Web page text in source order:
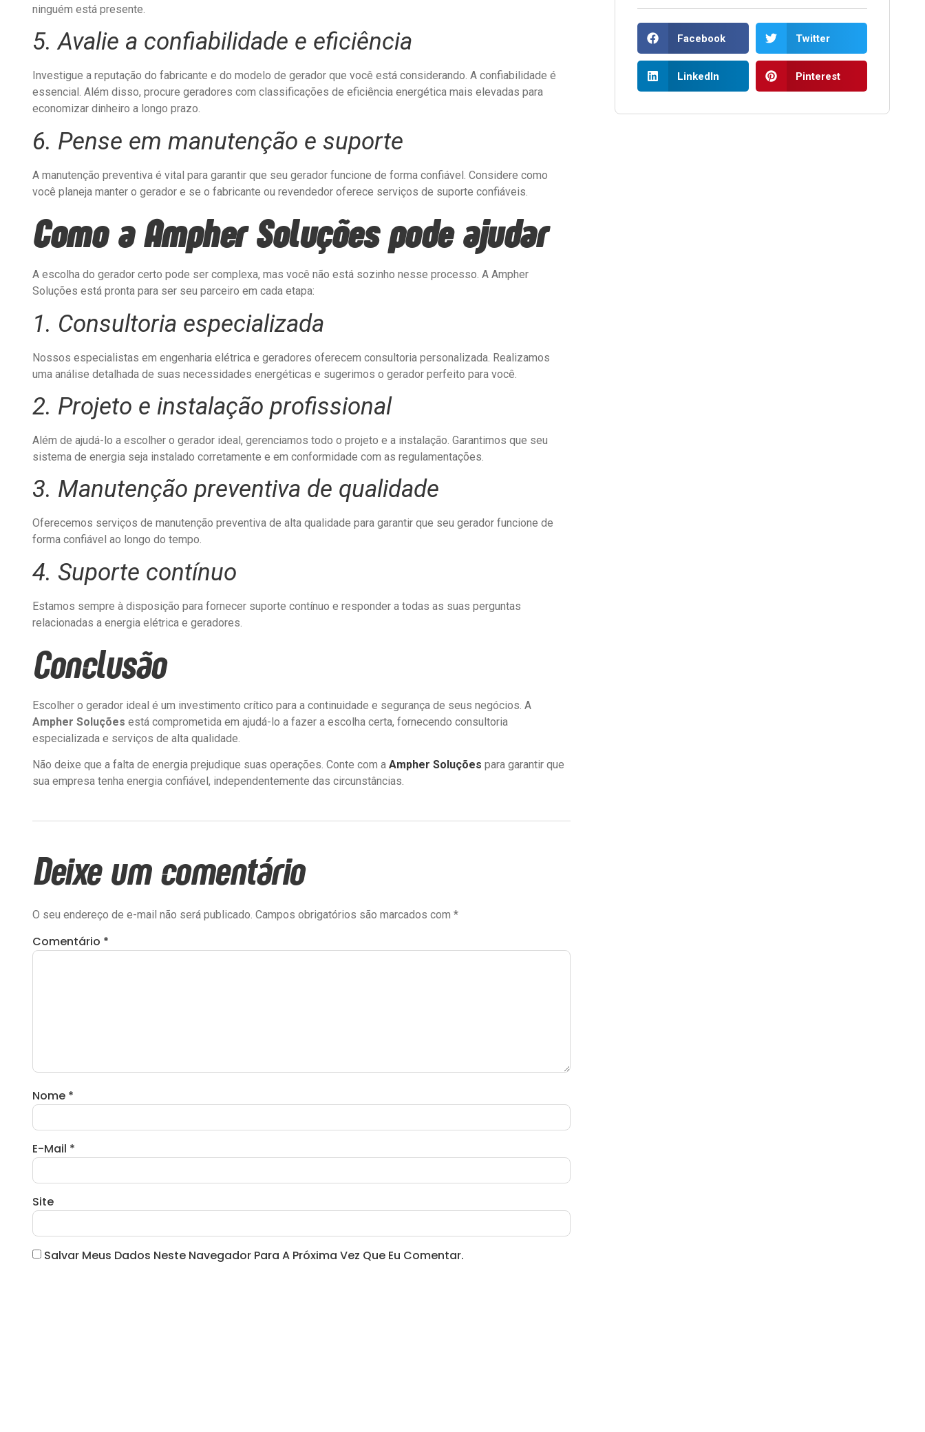
ninguém está presente.
5. Avalie a confiabilidade e eficiência
Investigue a reputação do fabricante e do modelo de gerador que você está considerando. A confiabilidade é
essencial. Além disso, procure geradores com classificações de eficiência energética mais elevadas para
economizar dinheiro a longo prazo.
6. Pense em manutenção e suporte
A manutenção preventiva é vital para garantir que seu gerador funcione de forma confiável. Considere como
você planeja manter o gerador e se o fabricante ou revendedor oferece serviços de suporte confiáveis.
Como a Ampher Soluções pode ajudar
A escolha do gerador certo pode ser complexa, mas você não está sozinho nesse processo. A Ampher
Soluções está pronta para ser seu parceiro em cada etapa:
1. Consultoria especializada
Nossos especialistas em engenharia elétrica e geradores oferecem consultoria personalizada. Realizamos
uma análise detalhada de suas necessidades energéticas e sugerimos o gerador perfeito para você.
2. Projeto e instalação profissional
Além de ajudá-lo a escolher o gerador ideal, gerenciamos todo o projeto e a instalação. Garantimos que seu
sistema de energia seja instalado corretamente e em conformidade com as regulamentações.
3. Manutenção preventiva de qualidade
Oferecemos serviços de manutenção preventiva de alta qualidade para garantir que seu gerador funcione de
forma confiável ao longo do tempo.
4. Suporte contínuo
Estamos sempre à disposição para fornecer suporte contínuo e responder a todas as suas perguntas
relacionadas a energia elétrica e geradores.
Conclusão
Escolher o gerador ideal é um investimento crítico para a continuidade e segurança de seus negócios. A
Ampher Soluções está comprometida em ajudá-lo a fazer a escolha certa, fornecendo consultoria
especializada e serviços de alta qualidade.
Não deixe que a falta de energia prejudique suas operações. Conte com a Ampher Soluções para garantir que
sua empresa tenha energia confiável, independentemente das circunstâncias.
Deixe um comentário
O seu endereço de e-mail não será publicado. Campos obrigatórios são marcados com *
Comentário *
Nome *
E-Mail *
Site
Salvar Meus Dados Neste Navegador Para A Próxima Vez Que Eu Comentar.
Facebook Twitter
LinkedIn Pinterest